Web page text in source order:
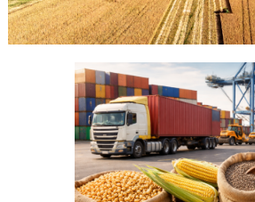
2026 TAG